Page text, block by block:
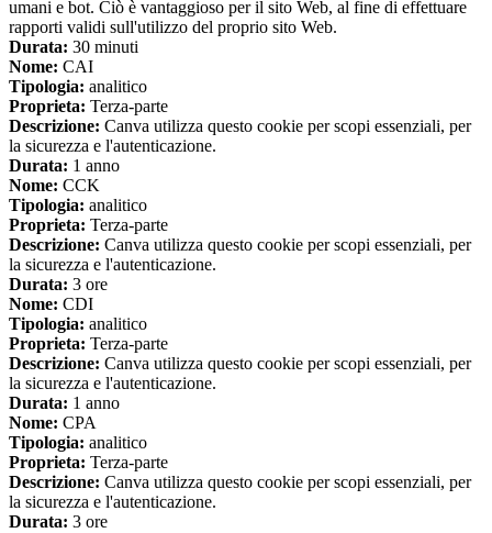
umani e bot. Ciò è vantaggioso per il sito Web, al fine di effettuare
rapporti validi sull'utilizzo del proprio sito Web.
Durata: 30 minuti
Nome: CAI
Tipologia: analitico
Proprieta: Terza-parte
Descrizione: Canva utilizza questo cookie per scopi essenziali, per
la sicurezza e l'autenticazione.
Durata: 1 anno
Nome: CCK
Tipologia: analitico
Proprieta: Terza-parte
Descrizione: Canva utilizza questo cookie per scopi essenziali, per
la sicurezza e l'autenticazione.
Durata: 3 ore
Nome: CDI
Tipologia: analitico
Proprieta: Terza-parte
Descrizione: Canva utilizza questo cookie per scopi essenziali, per
la sicurezza e l'autenticazione.
Durata: 1 anno
Nome: CPA
Tipologia: analitico
Proprieta: Terza-parte
Descrizione: Canva utilizza questo cookie per scopi essenziali, per
la sicurezza e l'autenticazione.
Durata: 3 ore